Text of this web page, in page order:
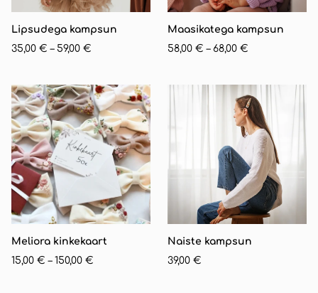
Lipsudega kampsun
35,00 € – 59,00 €
Maasikatega kampsun
58,00 € – 68,00 €
Meliora kinkekaart
15,00 € – 150,00 €
Naiste kampsun
39,00 €